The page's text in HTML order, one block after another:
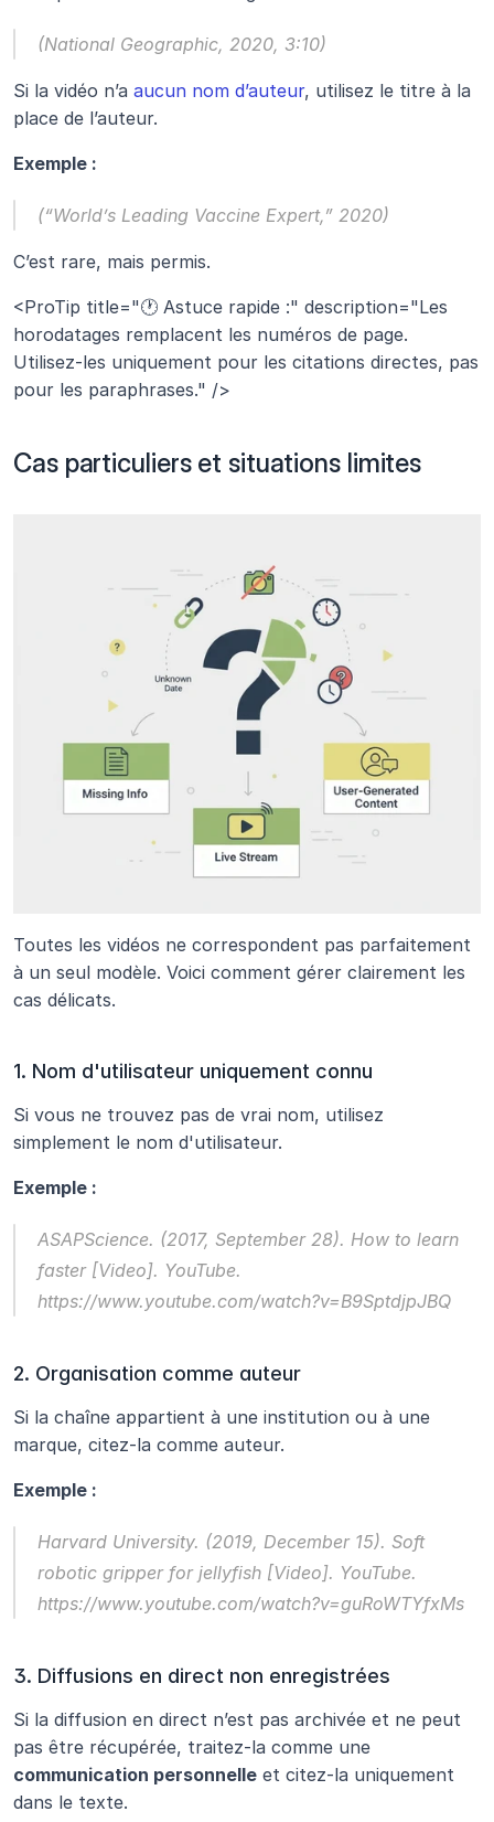
(National Geographic, 2020, 3:10)
Si la vidéo n’a aucun nom d’auteur, utilisez le titre à la
place de l’auteur.
Exemple :
(“World’s Leading Vaccine Expert,” 2020)
C’est rare, mais permis.
<ProTip title="🕐 Astuce rapide :" description="Les
horodatages remplacent les numéros de page.
Utilisez-les uniquement pour les citations directes, pas
pour les paraphrases." />
Cas particuliers et situations limites
Toutes les vidéos ne correspondent pas parfaitement
à un seul modèle. Voici comment gérer clairement les
cas délicats.
1. Nom d'utilisateur uniquement connu
Si vous ne trouvez pas de vrai nom, utilisez
simplement le nom d'utilisateur.
Exemple :
ASAPScience. (2017, September 28). How to learn
faster [Video]. YouTube.
https://www.youtube.com/watch?v=B9SptdjpJBQ
2. Organisation comme auteur
Si la chaîne appartient à une institution ou à une
marque, citez-la comme auteur.
Exemple :
Harvard University. (2019, December 15). Soft
robotic gripper for jellyfish [Video]. YouTube.
https://www.youtube.com/watch?v=guRoWTYfxMs
3. Diffusions en direct non enregistrées
Si la diffusion en direct n’est pas archivée et ne peut
communication personnelle et citez-la uniquement
dans le texte.